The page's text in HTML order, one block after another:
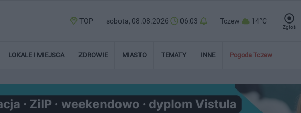
TOP sobota, 08.08.2026 06:03 Tczew 14°C
Zgłoś
LOKALE I MIEJSCA ZDROWIE MIASTO TEMATY INNE Pogoda Tczew